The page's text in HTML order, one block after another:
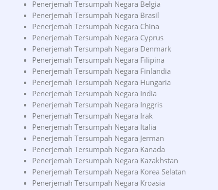
Penerjemah Tersumpah Negara Belgia
Penerjemah Tersumpah Negara Brasil
Penerjemah Tersumpah Negara China
Penerjemah Tersumpah Negara Cyprus
Penerjemah Tersumpah Negara Denmark
Penerjemah Tersumpah Negara Filipina
Penerjemah Tersumpah Negara Finlandia
Penerjemah Tersumpah Negara Hungaria
Penerjemah Tersumpah Negara India
Penerjemah Tersumpah Negara Inggris
Penerjemah Tersumpah Negara Irak
Penerjemah Tersumpah Negara Italia
Penerjemah Tersumpah Negara Jerman
Penerjemah Tersumpah Negara Kanada
Penerjemah Tersumpah Negara Kazakhstan
Penerjemah Tersumpah Negara Korea Selatan
Penerjemah Tersumpah Negara Kroasia